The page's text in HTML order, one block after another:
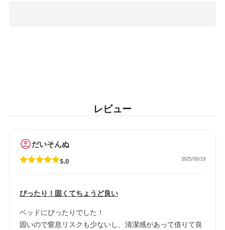
レビュー
5.0 2025/09/19
だいそんぬ
ぴったり！固くてちょうど良い
ベッドにぴったりでした！
固いので窒息リスクも少ないし、清潔感があって借りて良